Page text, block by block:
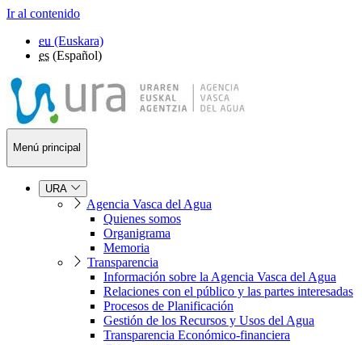
Ir al contenido
eu (Euskara)
es (Español)
Menú principal
URA
Agencia Vasca del Agua
Quienes somos
Organigrama
Memoria
Transparencia
Información sobre la Agencia Vasca del Agua
Relaciones con el público y las partes interesadas
Procesos de Planificación
Gestión de los Recursos y Usos del Agua
Transparencia Económico-financiera